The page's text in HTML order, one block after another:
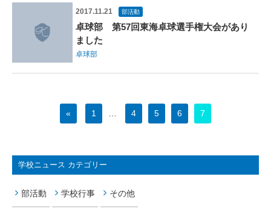
2017.11.21 部活動
卓球部 第57回東海卓球選手権大会があり
ました
卓球部
« 1 4 5 6 7
学校ニュース カテゴリー
部活動 学校行事 その他